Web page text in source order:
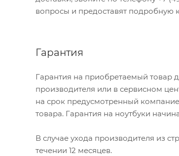
вопросы и предоставят подробную
Гарантия
Гарантия на приобретаемый товар
производителя или в сервисном
на срок предусмотренный
товара. Гарантия на ноутбуки
В случае ухода производителя из
течении 12 месяцев.